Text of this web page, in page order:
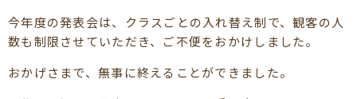
今年度の発表会は、クラスごとの入れ替え制で、観客の人
数も制限させていただき、ご不便をおかけしました。
おかげさまで、無事に終えることができました。